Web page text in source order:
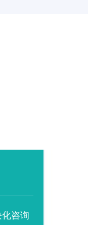
咨询